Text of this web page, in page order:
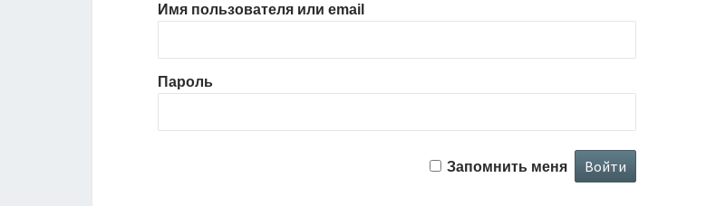
Имя пользователя или email
Пароль
Запомнить меня